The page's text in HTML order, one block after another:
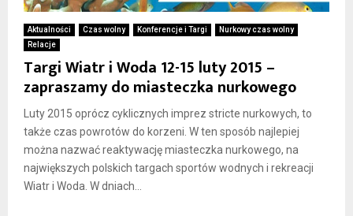
Aktualności Czas wolny Konferencje i Targi
Nurkowy czas wolny
Relacje
Targi Wiatr i Woda 12-15 luty 2015 –
zapraszamy do miasteczka nurkowego
Luty 2015 oprócz cyklicznych imprez stricte nurkowych, to
także czas powrotów do korzeni. W ten sposób najlepiej
można nazwać reaktywację miasteczka nurkowego, na
największych polskich targach sportów wodnych i rekreacji
Wiatr i Woda. W dniach...